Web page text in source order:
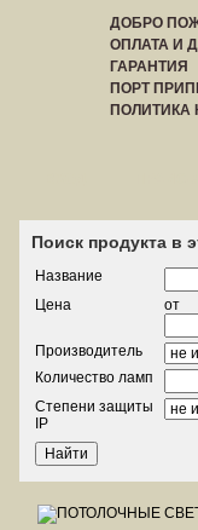
ДОБРО
ОПЛАТА И
ГАРАНТИЯ
ПОРТ
Поиск продукта в
Название
Цена
от
Производитель
Количество ламп
Степени защиты
IP